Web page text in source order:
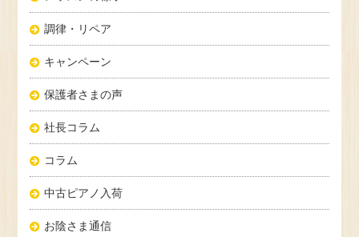
調律・リペア
キャンペーン
保護者さまの声
社長コラム
コラム
中古ピアノ入荷
お陰さま通信